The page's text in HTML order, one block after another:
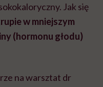
Jak się
w mniejszym
(hormonu głodu)
na warsztat dr